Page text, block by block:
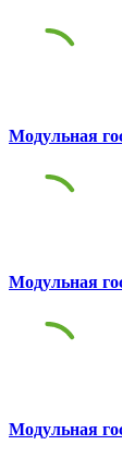
Модульная
Модульная
Модульная